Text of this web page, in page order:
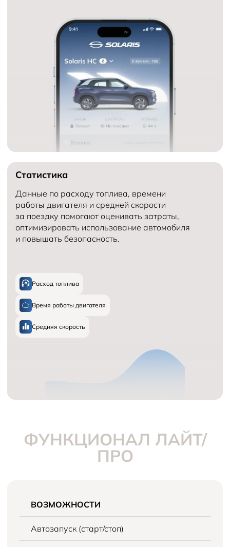
Статистика
Данные по расходу топлива, времени
работы двигателя и средней скорости
за поездку помогают оценивать затраты,
оптимизировать использование автомобиля
и повышать безопасность.
Расход топлива
Время работы двигателя
Средняя скорость
ФУНКЦИОНАЛ ЛАЙТ/
ПРО
ВОЗМОЖНОСТИ
Автозапуск (старт/стоп)